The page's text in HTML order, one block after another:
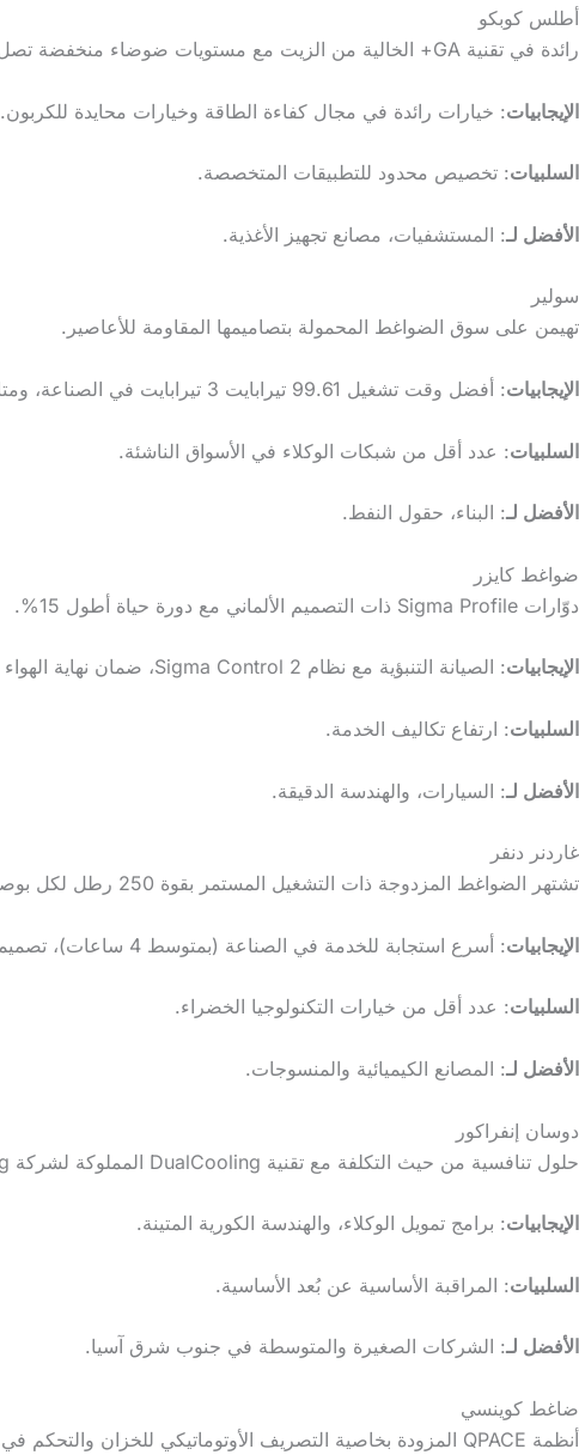
أطلس كوبكو
رائدة في تقنية GA+ الخالية من الزيت مع مستويات ضوضاء منخفضة تصل إلى 62 ديسيبل (A).
الإيجابيات: خيارات رائدة في مجال كفاءة الطاقة وخيارات محايدة للكربون.
السلبيات: تخصيص محدود للتطبيقات المتخصصة.
الأفضل لـ: المستشفيات، مصانع تجهيز الأغذية.
سولير
تهيمن على سوق الضواغط المحمولة بتصاميمها المقاومة للأعاصير.
الإيجابيات: أفضل وقت تشغيل 99.61 تيرابايت 3 تيرابايت في الصناعة، ومتانة من الدرجة العسكرية.
السلبيات: عدد أقل من شبكات الوكلاء في الأسواق الناشئة.
الأفضل لـ: البناء، حقول النفط.
ضواغط كايزر
دوّارات Sigma Profile ذات التصميم الألماني مع دورة حياة أطول 15%.
الإيجابيات: الصيانة التنبؤية مع نظام Sigma Control 2، ضمان نهاية الهواء لمدة 10 سنوات.
السلبيات: ارتفاع تكاليف الخدمة.
الأفضل لـ: السيارات، والهندسة الدقيقة.
غاردنر دنفر
تشتهر الضواغط المزدوجة ذات التشغيل المستمر بقوة 250 رطل لكل بوصة مربعة.
الإيجابيات: أسرع استجابة للخدمة في الصناعة (بمتوسط 4 ساعات)، تصميمات معيارية.
السلبيات: عدد أقل من خيارات التكنولوجيا الخضراء.
الأفضل لـ: المصانع الكيميائية والمنسوجات.
دوسان إنفراكور
حلول تنافسية من حيث التكلفة مع تقنية DualCooling المملوكة لشركة DualCooling.
الإيجابيات: برامج تمويل الوكلاء، والهندسة الكورية المتينة.
السلبيات: المراقبة الأساسية عن بُعد الأساسية.
الأفضل لـ: الشركات الصغيرة والمتوسطة في جنوب شرق آسيا.
ضاغط كوينسي
أنظمة QPACE المزودة بخاصية التصريف الأوتوماتيكي للخزان والتحكم في الرطوبة.